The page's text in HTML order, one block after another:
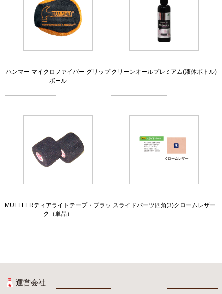
ハンマー マイクロファイバー グリップ
ボール
クリーンオールプレミアム(液体ボトル)
MUELLERティアライトテープ・ブラッ
ク（単品）
スライドパーツ四角(3)クロームレザー
運営会社